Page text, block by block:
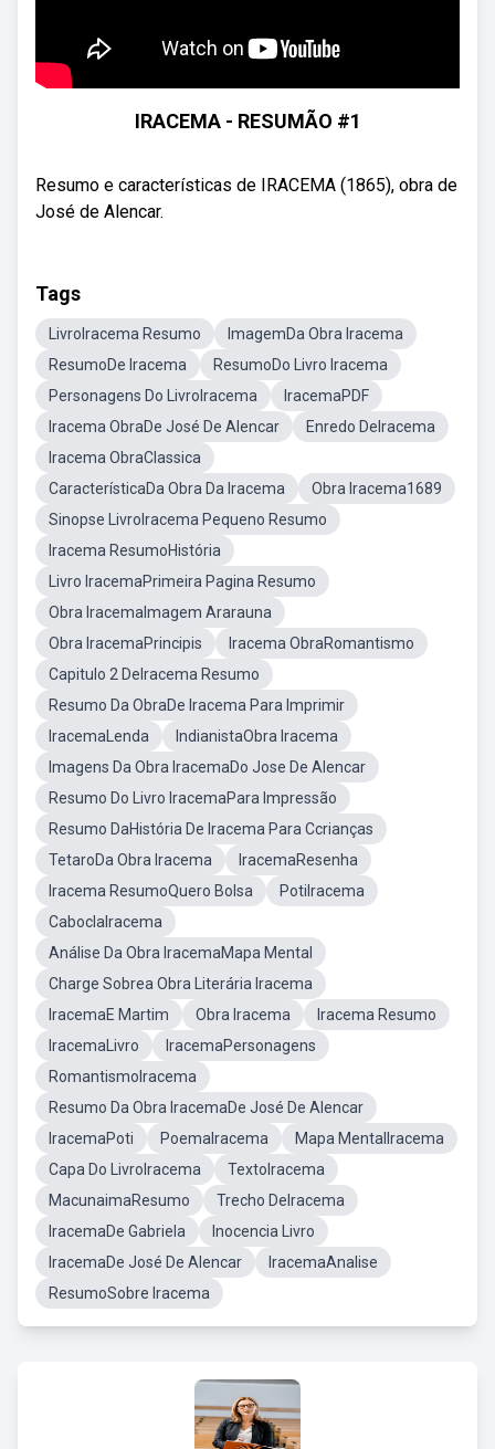
IRACEMA - RESUMÃO #1
Resumo e características de IRACEMA (1865), obra de
José de Alencar.
Tags
LivroIracema Resumo
ImagemDa Obra Iracema
ResumoDe Iracema
ResumoDo Livro Iracema
Personagens Do LivroIracema
IracemaPDF
Iracema ObraDe José De Alencar
Enredo DeIracema
Iracema ObraClassica
CaracterísticaDa Obra Da Iracema
Obra Iracema1689
Sinopse LivroIracema Pequeno Resumo
Iracema ResumoHistória
Livro IracemaPrimeira Pagina Resumo
Obra IracemaImagem Ararauna
Obra IracemaPrincipis
Iracema ObraRomantismo
Capitulo 2 DeIracema Resumo
Resumo Da ObraDe Iracema Para Imprimir
IracemaLenda
IndianistaObra Iracema
Imagens Da Obra IracemaDo Jose De Alencar
Resumo Do Livro IracemaPara Impressão
Resumo DaHistória De Iracema Para Ccrianças
TetaroDa Obra Iracema
IracemaResenha
Iracema ResumoQuero Bolsa
PotiIracema
CaboclaIracema
Análise Da Obra IracemaMapa Mental
Charge Sobrea Obra Literária Iracema
IracemaE Martim
Obra Iracema
Iracema Resumo
IracemaLivro
IracemaPersonagens
RomantismoIracema
Resumo Da Obra IracemaDe José De Alencar
IracemaPoti
PoemaIracema
Mapa MentalIracema
Capa Do LivroIracema
TextoIracema
MacunaimaResumo
Trecho DeIracema
IracemaDe Gabriela
Inocencia Livro
IracemaDe José De Alencar
IracemaAnalise
ResumoSobre Iracema